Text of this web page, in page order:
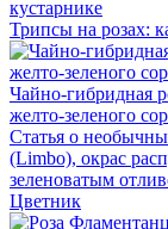
Трипсы на розах:
Чайно-гибридная
желто-зеленого
Статья о
(Limbo), окрас
зеленоватым
Цветник